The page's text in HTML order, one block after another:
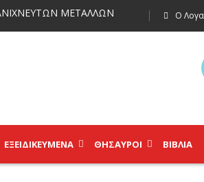
Ο
ΜΕΤΑΛΛΩΝ
ΕΞΕΙΔΙΚΕΥΜΈΝΑ ΘΗΣΑΥΡΟΊ ΒΙΒΛΊΑ